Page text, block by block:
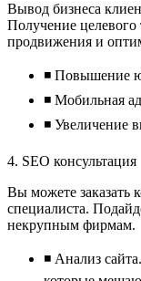
Вывод бизнеса
Получение целевого
продвижения и
◾ Повышение
◾ Мобильная
◾ Увеличение
4. SEO консультация
Вы можете заказать
специалиста.
некрупным фирмам.
◾ Анализ